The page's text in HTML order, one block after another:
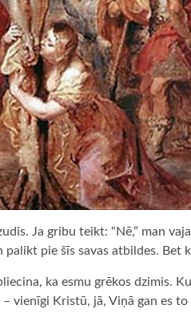
Ja gribu teikt: “Nē,” man
pie šīs savas atbildes. Bet
ka esmu grēkos dzimis.
vienīgi Kristū, jā, Viņā gan es to